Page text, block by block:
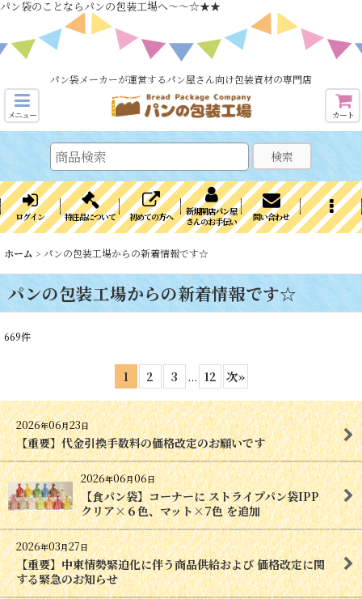
パン袋のことならパンの包装工場へ～～☆★★
パン袋メーカーが運営するパン屋さん向け包装資材の専門店
メニュー カート
検索
ログイン 特注品について 初めての方へ
新規開店パン屋
さんのお手伝い
問い合わせ
ホーム > パンの包装工場からの新着情報です☆
パンの包装工場からの新着情報です☆
669件
1 2 3 ... 12 次»
2026年06月23日
【重要】代金引換手数料の価格改定のお願いです
2026年06月06日
【食パン袋】コーナーに ストライプパン袋IPP
クリア×６色、マット×7色 を追加
2026年03月27日
【重要】中東情勢緊迫化に伴う商品供給および 価格改定に関
する緊急のお知らせ